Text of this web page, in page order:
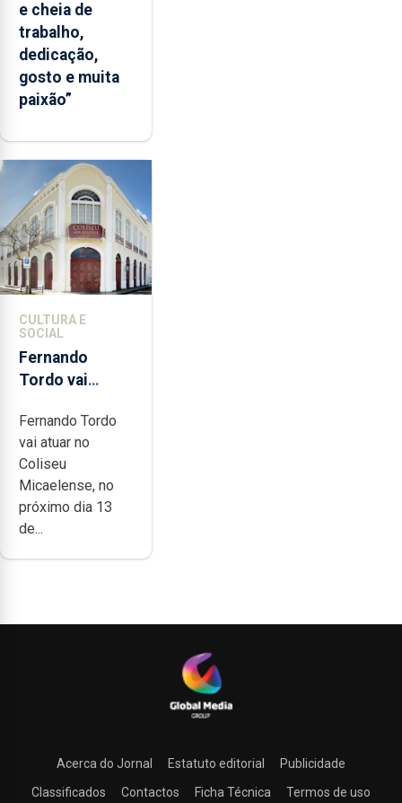
e cheia de
trabalho,
dedicação,
gosto e muita
paixão”
CULTURA E
SOCIAL
Fernando
Tordo vai
anos de
carreira no
Coliseu
Micaelense
Fernando Tordo
vai atuar no
Coliseu
Micaelense, no
próximo dia 13
de...
Acerca do Jornal Estatuto editorial
Publicidade
Classificados
Contactos Ficha Técnica Termos de uso